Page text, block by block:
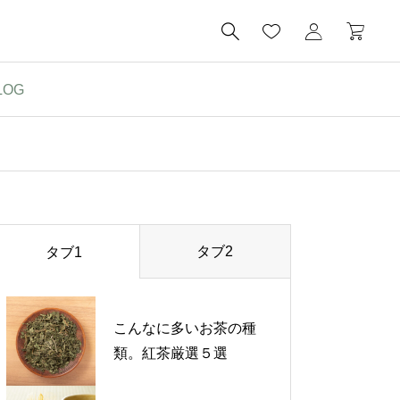

タブ1 タブ2
こんなに多いお茶の種
類。紅茶厳選５選